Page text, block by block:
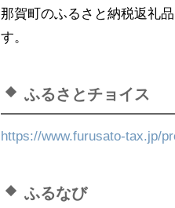
那賀町のふるさと納税返礼
す。
ふるさとチョイス
https://www.furusato-tax.jp/
ふるなび